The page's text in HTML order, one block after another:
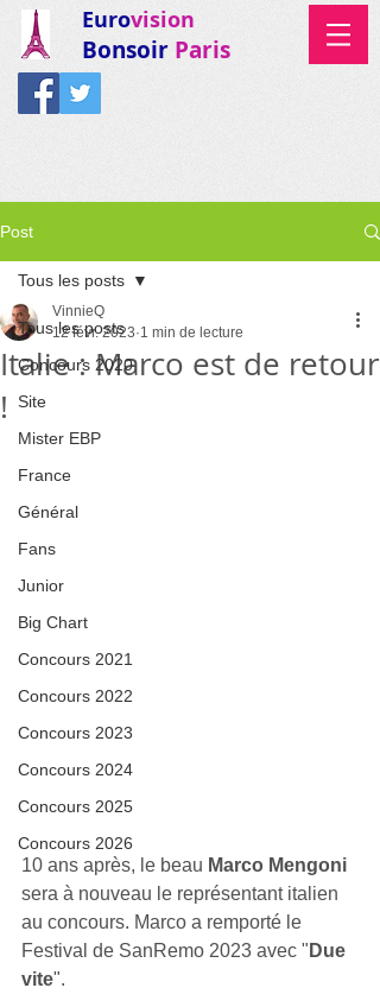
Eurovision
Bonsoir Paris
Post
Tous les posts
Concours 2020
Site
Mister EBP
France
Général
Fans
Junior
Big Chart
Concours 2021
Concours 2022
Concours 2023
Concours 2024
Concours 2025
Concours 2026
Tous les posts
Italie : Marco est de retour
!
VinnieQ
12 févr. 2023 1 min de lecture
10 ans après, le beau Marco Mengoni
sera à nouveau le représentant italien
au concours. Marco a remporté le
Festival de SanRemo 2023 avec " Due
vite".